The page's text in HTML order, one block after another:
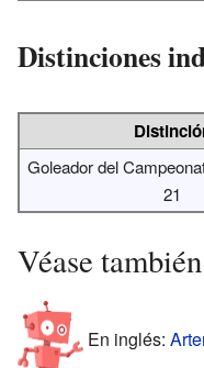
Distinciones
Goleador del
21
Véase también
En inglés: